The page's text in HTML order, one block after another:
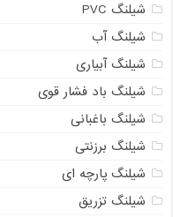
شیلنگ PVC
شیلنگ آب
شیلنگ آبیاری
شیلنگ باد فشار قوی
شیلنگ باغبانی
شیلنگ برزنتی
شیلنگ پارچه‌ ای
شیلنگ تزریق